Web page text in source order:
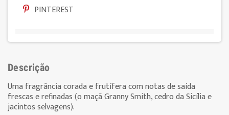
PINTEREST
Descrição
Uma fragrância corada e frutífera com notas de saída
frescas e refinadas (o maçã Granny Smith, cedro da Sicília e
jacintos selvagens).